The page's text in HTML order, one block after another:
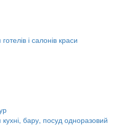
і салонів краси
бару, посуд одноразовий